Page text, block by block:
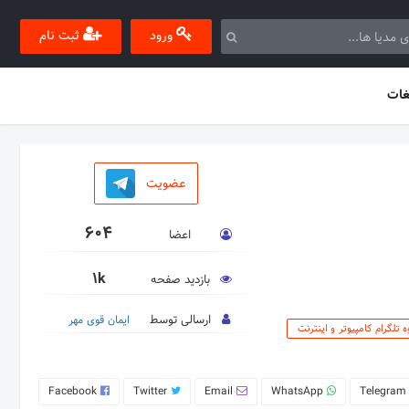
ورود ثبت نام
تلگرام کامپیوتر و اینترنت
عضویت
اعضا 604
بازدید صفحه 1k
ارسالی توسط ایمان قوی مهر
Telegram
WhatsApp
Email
Twitter
Facebook